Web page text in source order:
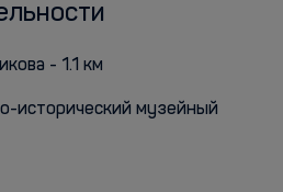
- 1.1 км
исторический музейный